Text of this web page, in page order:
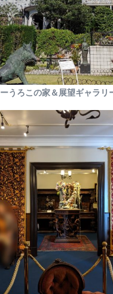
ーうろこの家＆展望ギャラリ